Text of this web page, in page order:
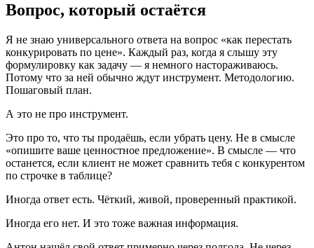
Вопрос, который остаётся
Я не знаю универсального ответа на вопрос «как перестать
конкурировать по цене». Каждый раз, когда я слышу эту
формулировку как задачу — я немного настораживаюсь.
Потому что за ней обычно ждут инструмент. Методологию.
Пошаговый план.
А это не про инструмент.
Это про то, что ты продаёшь, если убрать цену. Не в смысле
«опишите ваше ценностное предложение». В смысле — что
останется, если клиент не может сравнить тебя с конкурентом
по строчке в таблице?
Иногда ответ есть. Чёткий, живой, проверенный практикой.
Иногда его нет. И это тоже важная информация.